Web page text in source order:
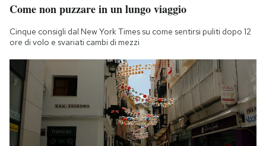
Come non puzzare in un lungo viaggio
Cinque consigli dal New York Times su come sentirsi puliti dopo 12
ore di volo e svariati cambi di mezzi